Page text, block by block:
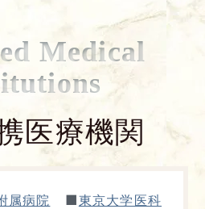
Medical
医療機関
属病院 ■東京大学医科